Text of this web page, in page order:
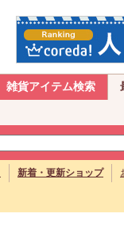
雑貨アイテム検索
新着・更新ショップ